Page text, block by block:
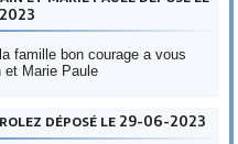
famille bon courage a vous
et Marie Paule
déposé le 29-06-2023